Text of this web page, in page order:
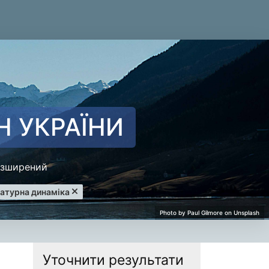
УКРАЇНИ
filter динаміка
Уточнити результати